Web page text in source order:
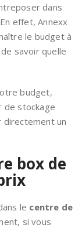
dans
effet, Annexx
le budget à
savoir quelle
budget,
de stockage
directement un
box de
le centre de
si vous